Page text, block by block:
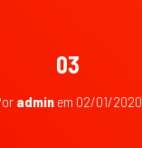
03
adminem 02/01/2020